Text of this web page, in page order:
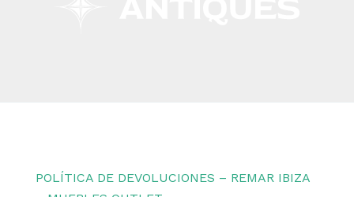
POLÍTICA DE DEVOLUCIONES – REMAR IBIZA